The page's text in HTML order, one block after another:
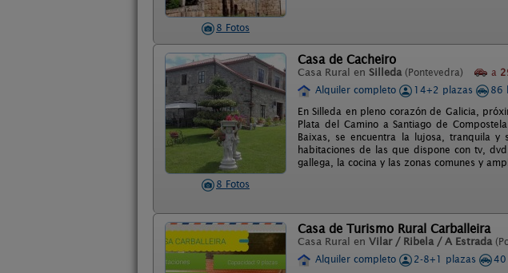
8 Fotos
8 Fotos
Casa de Cacheiro
Casa Rural en Silleda (Pontevedra) a
Alquiler completo
14+2 plazas
86
En Silleda en pleno corazón de Galicia,
Plata del Camino a Santiago de
Baixas, se encuentra la lujosa, tranquila y
habitaciones de las que dispone con tv,
gallega, la cocina y las zonas comunes y
Casa de Turismo Rural Carballeira
Casa Rural en Vilar / Ribela / A Estrada
Alquiler completo
2-8+1 plazas
40